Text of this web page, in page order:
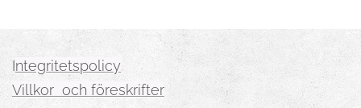
Integritetspolicy
Villkor och föreskrifter